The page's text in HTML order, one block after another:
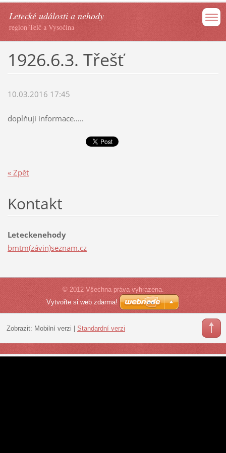
Letecké události a nehody
region Telč a Vysočina
1926.6.3. Třešť
10.03.2016 17:45
doplňuji informace.....
« Zpět
Kontakt
Leteckenehody
bmtm(závin)seznam.cz
© 2012 Všechna práva vyhrazena.
Vytvořte si web zdarma!
Zobrazit: Mobilní verzi Standardní verzi